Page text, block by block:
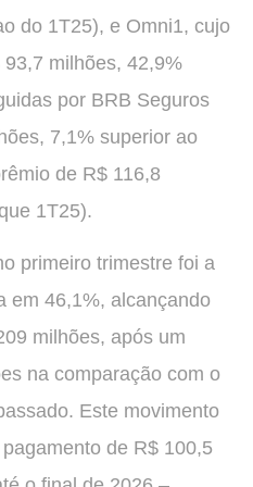
do 1T25), e Omni1, cujo
milhões, 42,9%
por BRB Seguros
7,1% superior ao
de R$ 116,8
1T25).
primeiro trimestre foi a
em 46,1%, alcançando
milhões, após um
na comparação com o
Este movimento
de R$ 100,5